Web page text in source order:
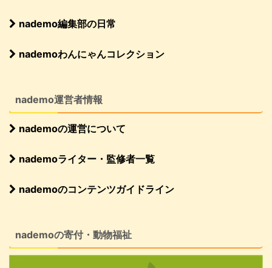
nademo編集部の日常
nademoわんにゃんコレクション
nademo運営者情報
nademoの運営について
nademoライター・監修者一覧
nademoのコンテンツガイドライン
nademoの寄付・動物福祉